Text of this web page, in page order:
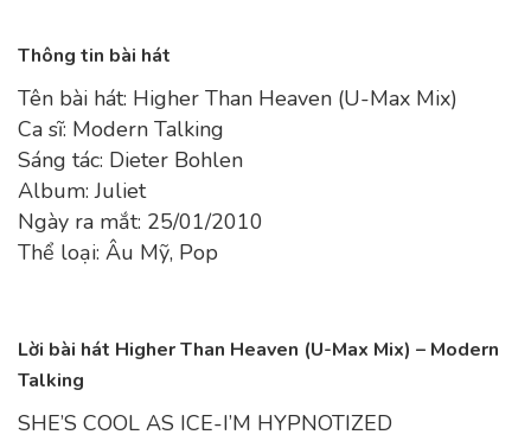
Thông tin bài hát
Tên bài hát: Higher Than Heaven (U-Max Mix)
Ca sĩ: Modern Talking
Sáng tác: Dieter Bohlen
Album: Juliet
Ngày ra mắt: 25/01/2010
Thể loại: Âu Mỹ, Pop
Lời bài hát Higher Than Heaven (U-Max Mix) – Modern
Talking
SHE’S COOL AS ICE-I’M HYPNOTIZED